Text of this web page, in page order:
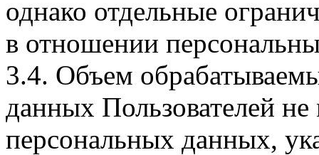
однако отдельные
в отношении
3.4. Объем
данных Пользователей
персональных данных,